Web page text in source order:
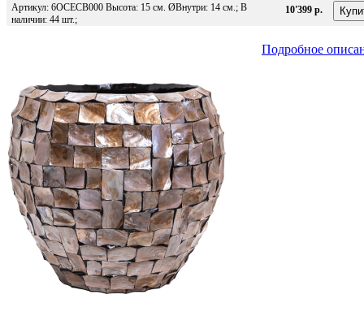
Артикул: 6OCECB000 Высота: 15 см. ØВнутри: 14 см.; В
наличии: 44 шт.;
10'399 р.
Подробное